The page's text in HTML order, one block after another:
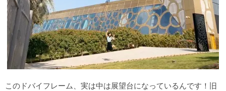
このドバイフレーム、実は中は展望台になっているんです！旧